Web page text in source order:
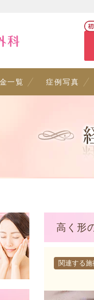
一覧 症例写真
高く形
関連する施